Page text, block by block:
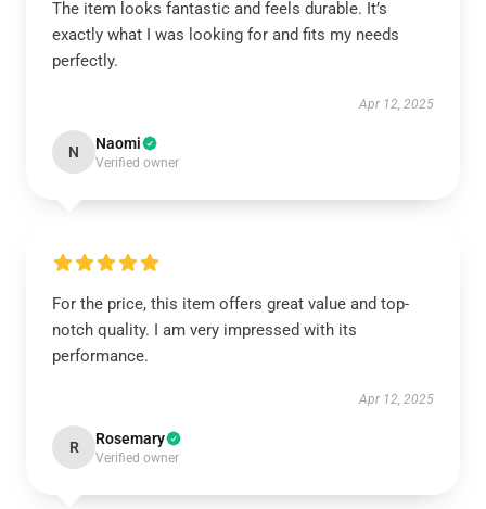
The item looks fantastic and feels durable. It’s
exactly what I was looking for and fits my needs
perfectly.
Apr 12, 2025
N Naomi
Verified owner
For the price, this item offers great value and top-
notch quality. I am very impressed with its
performance.
Apr 12, 2025
R Rosemary
Verified owner